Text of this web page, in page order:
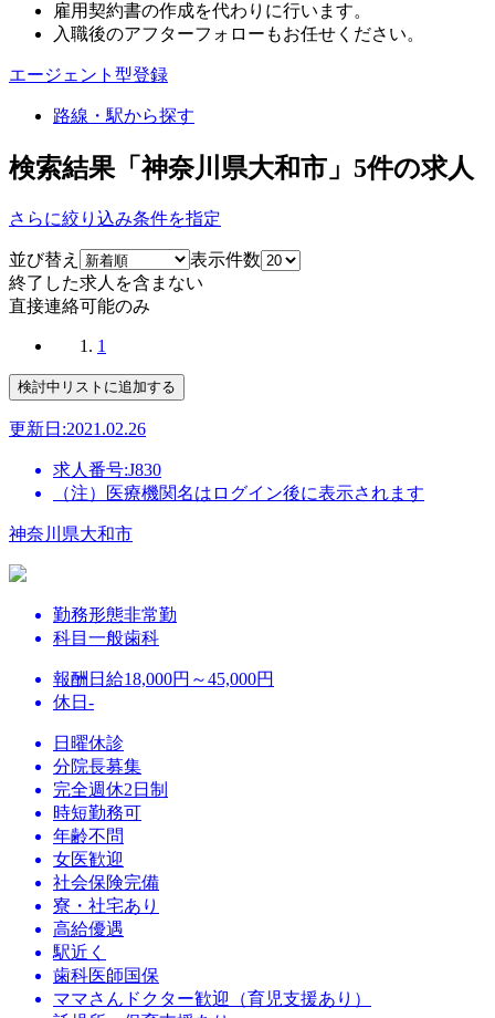
雇用契約書の作成を代わりに行います。
入職後のアフターフォローもお任せください。
エージェント型登録
路線・駅から探す
検索結果「神奈川県大和市」 5件の求人
さらに絞り込み条件を指定
並び替え
表示件数
終了した求人を含まない
直接連絡可能のみ
1
更新日:2021.02.26
求人番号:J830
（注）医療機関名はログイン後に表示されます
神奈川県大和市
勤務形態非常勤
科目 一般歯科
報酬 日給18,000円～45,000円
休日 -
日曜休診
分院長募集
完全週休2日制
時短勤務可
年齢不問
女医歓迎
社会保険完備
寮・社宅あり
高給優遇
駅近く
歯科医師国保
ママさんドクター歓迎（育児支援あり）